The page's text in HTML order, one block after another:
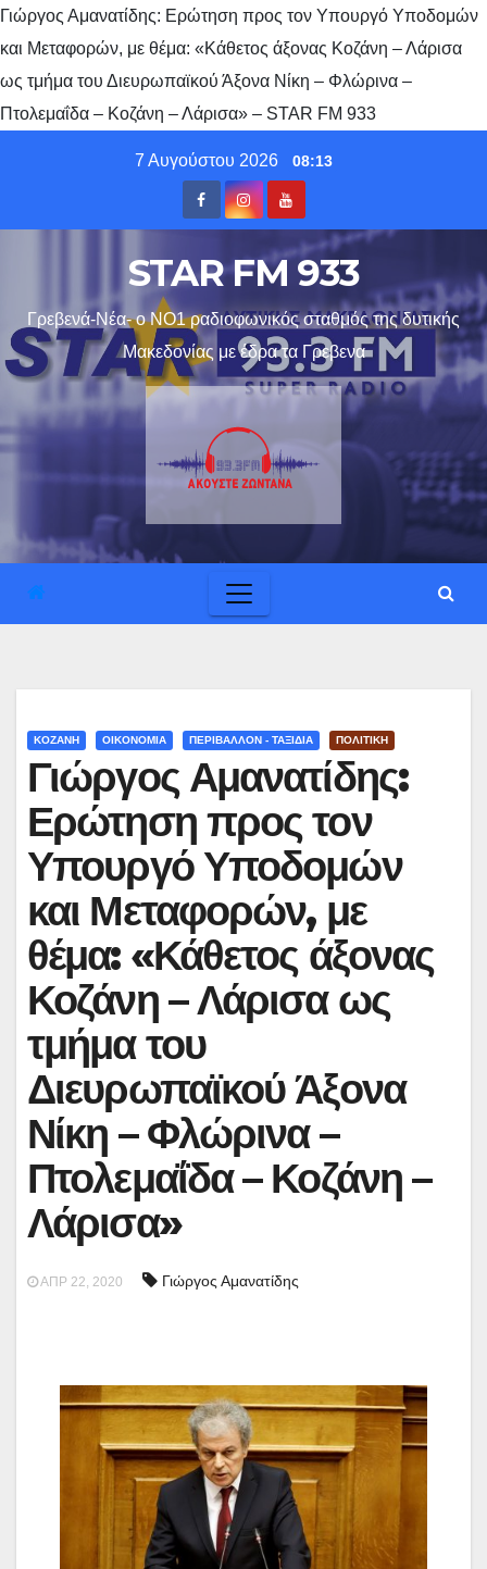
Γιώργος Αμανατίδης: Ερώτηση προς τον Υπουργό Υποδομών
και Μεταφορών, με θέμα: «Κάθετος άξονας Κοζάνη – Λάρισα
ως τμήμα του Διευρωπαϊκού Άξονα Νίκη – Φλώρινα –
Πτολεμαΐδα – Κοζάνη – Λάρισα» – STAR FM 933
7 Αυγούστου 2026 08:13
STAR FM 933
Γρεβενά-Νέα- ο ΝΟ1 ραδιοφωνικός σταθμός της δυτικής
Μακεδονίας με έδρα τα Γρεβενα
ΚΟΖΑΝΗ ΟΙΚΟΝΟΜΙΑ ΠΕΡΙΒΑΛΛΟΝ - ΤΑΞΙΔΙΑ ΠΟΛΙΤΙΚΗ
Γιώργος Αμανατίδης:
Ερώτηση προς τον
Υπουργό Υποδομών
και Μεταφορών, με
θέμα: «Κάθετος άξονας
Κοζάνη – Λάρισα ως
τμήμα του
Διευρωπαϊκού Άξονα
Νίκη – Φλώρινα –
Πτολεμαΐδα – Κοζάνη –
Λάρισα»
ΑΠΡ 22, 2020 Γιώργος Αμανατίδης